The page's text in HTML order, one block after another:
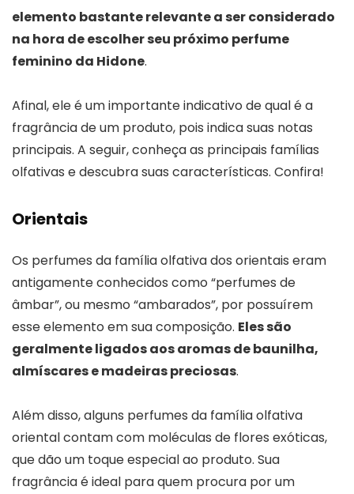
elemento bastante relevante a ser considerado
na hora de escolher seu próximo perfume
feminino da Hidone.
Afinal, ele é um importante indicativo de qual é a
fragrância de um produto, pois indica suas notas
principais. A seguir, conheça as principais famílias
olfativas e descubra suas características. Confira!
Orientais
Os perfumes da família olfativa dos orientais eram
antigamente conhecidos como “perfumes de
âmbar”, ou mesmo “ambarados”, por possuírem
esse elemento em sua composição. Eles são
geralmente ligados aos aromas de baunilha,
almíscares e madeiras preciosas.
Além disso, alguns perfumes da família olfativa
oriental contam com moléculas de flores exóticas,
que dão um toque especial ao produto. Sua
fragrância é ideal para quem procura por um